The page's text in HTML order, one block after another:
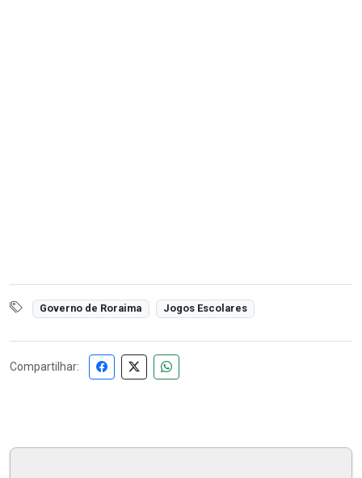
Governo de Roraima Jogos Escolares
Compartilhar: